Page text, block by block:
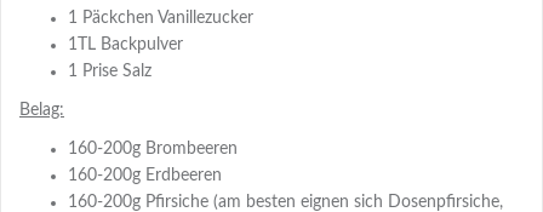
1 Päckchen Vanillezucker
1TL Backpulver
1 Prise Salz
Belag:
160-200g Brombeeren
160-200g Erdbeeren
160-200g Pfirsiche (am besten eignen sich Dosenpfirsiche,